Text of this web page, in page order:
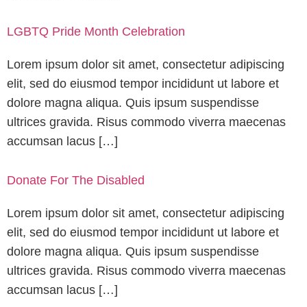
LGBTQ Pride Month Celebration
Lorem ipsum dolor sit amet, consectetur adipiscing
elit, sed do eiusmod tempor incididunt ut labore et
dolore magna aliqua. Quis ipsum suspendisse
ultrices gravida. Risus commodo viverra maecenas
accumsan lacus […]
Donate For The Disabled
Lorem ipsum dolor sit amet, consectetur adipiscing
elit, sed do eiusmod tempor incididunt ut labore et
dolore magna aliqua. Quis ipsum suspendisse
ultrices gravida. Risus commodo viverra maecenas
accumsan lacus […]